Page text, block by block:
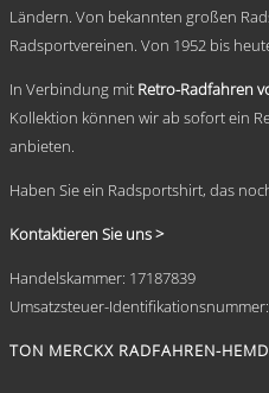
Ländern. Von bekannten großen
Radsportvereinen. Von 1952 bis
In Verbindung mit Retro-Radfahren
Kollektion können wir ab sofort ein
anbieten.
Haben Sie ein Radsportshirt, das
Kontaktieren Sie uns >
Handelskammer: 17187839
Umsatzsteuer-
TON MERCKX RADFAHREN-